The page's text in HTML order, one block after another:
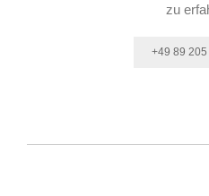
zu
+49 89